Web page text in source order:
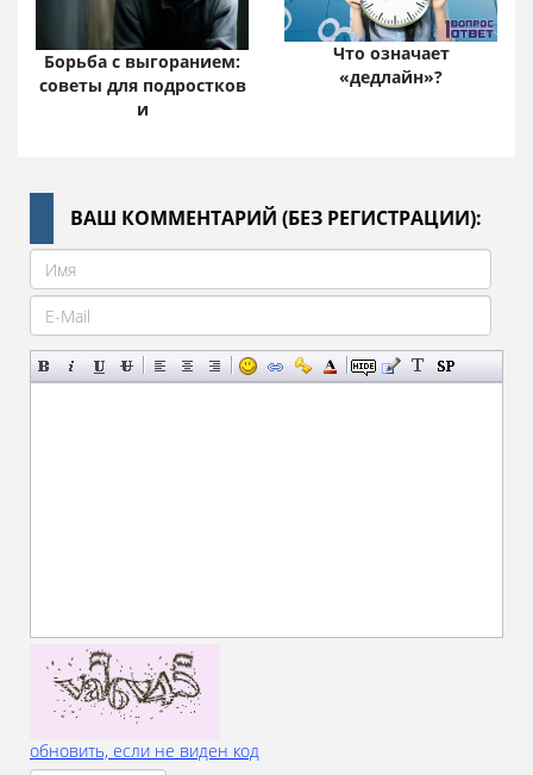
Борьба с выгоранием:
советы для подростков
и
Что означает
«дедлайн»?
ВАШ КОММЕНТАРИЙ (БЕЗ РЕГИСТРАЦИИ):
обновить, если не виден код